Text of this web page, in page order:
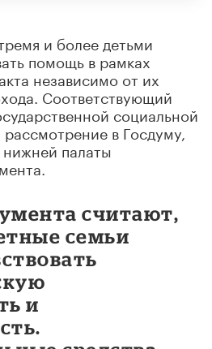
и более детьми
помощь в рамках
независимо от их
Соответствующий
социальной
в Госдуму,
нижней палаты
считают,
семьи
и